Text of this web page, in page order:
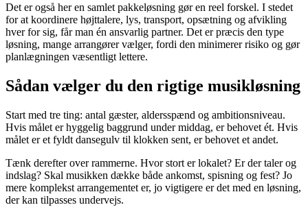
Det er også her en samlet pakkeløsning gør en reel forskel. I stedet
for at koordinere højttalere, lys, transport, opsætning og afvikling
hver for sig, får man én ansvarlig partner. Det er præcis den type
løsning, mange arrangører vælger, fordi den minimerer risiko og gør
planlægningen væsentligt lettere.
Sådan vælger du den rigtige musikløsning
Start med tre ting: antal gæster, aldersspænd og ambitionsniveau.
Hvis målet er hyggelig baggrund under middag, er behovet ét. Hvis
målet er et fyldt dansegulv til klokken sent, er behovet et andet.
Tænk derefter over rammerne. Hvor stort er lokalet? Er der taler og
indslag? Skal musikken dække både ankomst, spisning og fest? Jo
mere komplekst arrangementet er, jo vigtigere er det med en løsning,
der kan tilpasses undervejs.